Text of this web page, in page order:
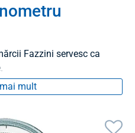
Fazzini servesc ca
mult